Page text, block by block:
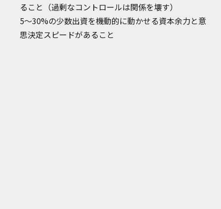
ること（過剰なコントロールは関係を壊す）
5〜30%の少数出資を機動的に動かせる資本余力と意
思決定スピードがあること